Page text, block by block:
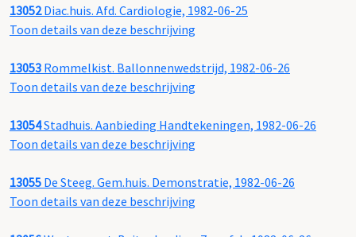
13052Diac.huis. Afd. Cardiologie, 1982-06-25
Toon details van deze beschrijving
13053 Rommelkist. Ballonnenwedstrijd, 1982-06-26
Toon details van deze beschrijving
13054Stadhuis. Aanbieding Handtekeningen, 1982-06-26
Toon details van deze beschrijving
13055 De Steeg. Gem.huis. Demonstratie, 1982-06-26
Toon details van deze beschrijving